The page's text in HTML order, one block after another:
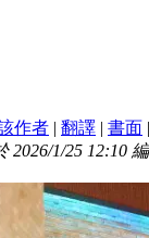
作者 | 翻譯 | 書面
2026/1/25 12:10